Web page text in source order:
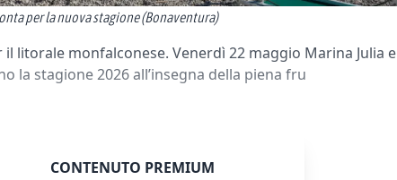
per la nuova stagione (Bonaventura)
il litorale monfalconese. Venerdì 22 maggio Marina Julia e
la stagione 2026 all’insegna della piena fru
CONTENUTO PREMIUM